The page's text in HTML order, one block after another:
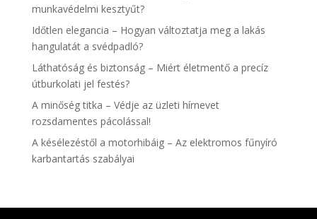
munkavédelmi kesztyűt?
Időtlen elegancia – Hogyan változtatja meg a lakás
hangulatát a svédpadló?
Láthatóság és biztonság – Miért életmentő a precíz
útburkolati jel festés?
A minőség titka – Védje az üzleti hírnevet
rozsdamentes pácolással!
A késélezéstől a motorhibáig – Az elektromos fűnyíró
karbantartás szabályai